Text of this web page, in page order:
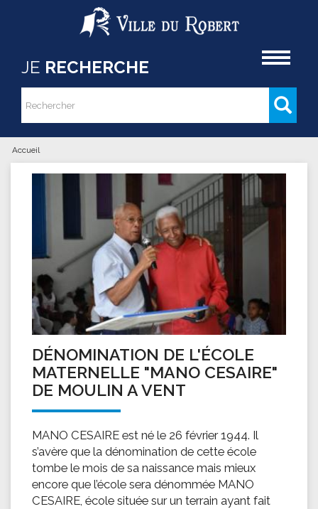
Aller au contenu principal
JE RECHERCHE
Formulaire de recherche
Rechercher
Vous êtes ici
Accueil
DÉNOMINATION DE L'ÉCOLE
MATERNELLE "MANO CESAIRE"
DE MOULIN A VENT
MANO CESAIRE est né le 26 février 1944. Il
s’avère que la dénomination de cette école
tombe le mois de sa naissance mais mieux
encore que l’école sera dénommée MANO
CESAIRE, école située sur un terrain ayant fait